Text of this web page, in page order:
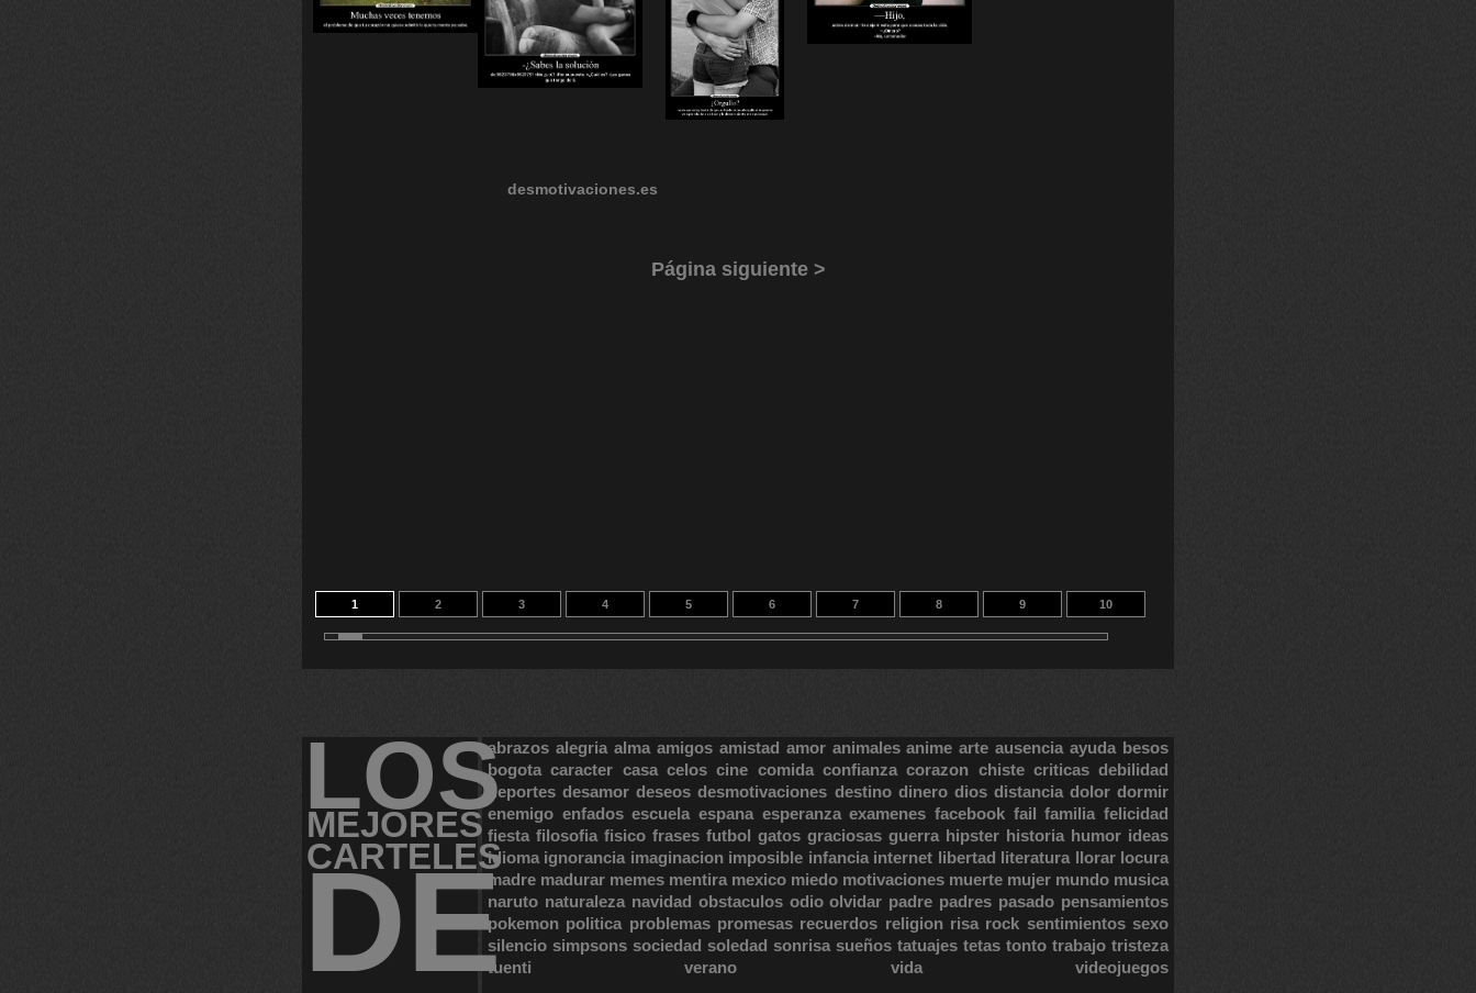
desmotivaciones.es
Página siguiente >
1 2 3 4 5 6 7 8 9 10
11 12 13 14 32
LOS
MEJORES
CARTELES
DE
abrazos alegria alma amigos amistad amor animales anime arte ausencia ayuda besos
bogota caracter casa celos cine comida confianza corazon chiste criticas debilidad
deportes desamor deseos desmotivaciones destino dinero dios distancia dolor dormir
enemigo enfados escuela espana esperanza examenes facebook fail familia felicidad
fiesta filosofia fisico frases futbol gatos graciosas guerra hipster historia humor ideas
idioma ignorancia imaginacion imposible infancia internet libertad literatura llorar locura
madre madurar memes mentira mexico miedo motivaciones muerte mujer mundo musica
naruto naturaleza navidad obstaculos odio olvidar padre padres pasado pensamientos
pokemon politica problemas promesas recuerdos religion risa rock sentimientos sexo
silencio simpsons sociedad soledad sonrisa sueños tatuajes tetas tonto trabajo tristeza
tuenti
verano vida videojuegos